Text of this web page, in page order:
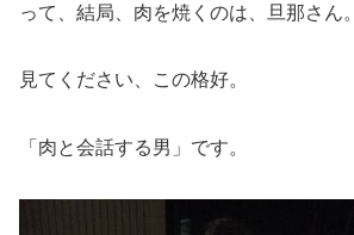
って、結局、肉を焼くのは、旦那さん。
見てください、この格好。
「肉と会話する男」です。